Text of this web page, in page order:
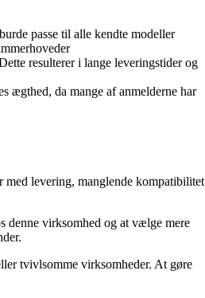
passe til alle kendte modeller
resulterer i lange leveringstider og
ægthed, da mange af anmelderne har
med levering, manglende kompatibilitet
denne virksomhed og at vælge mere
tvivlsomme virksomheder. At gøre